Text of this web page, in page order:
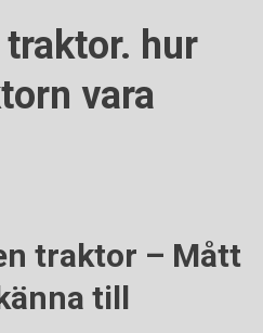
hur
vara
traktor – Mått
till